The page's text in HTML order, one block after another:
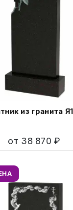
из гранита
от 38 870 ₽